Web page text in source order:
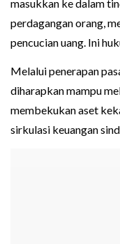
masukkan ke dalam
perdagangan orang,
pencucian uang. Ini
Melalui penerapan
diharapkan mampu
membekukan aset
sirkulasi keuangan